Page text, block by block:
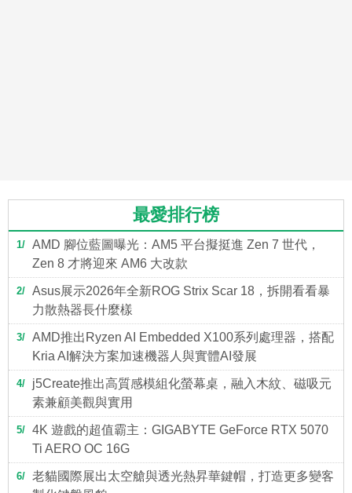
最愛排行榜
1
AMD 腳位藍圖曝光：AM5 平台擬挺進 Zen 7 世代，
Zen 8 才將迎來 AM6 大改款
2
Asus展示2026年全新ROG Strix Scar 18，拆開看看暴
力散熱器長什麼樣
3
AMD推出Ryzen AI Embedded X100系列處理器，搭配
Kria AI解決方案加速機器人與實體AI發展
4
j5Create推出高質感模組化螢幕桌，融入木紋、磁吸元
素兼顧美觀與實用
5
4K 遊戲的超值霸主：GIGABYTE GeForce RTX 5070
Ti AERO OC 16G
6
老貓國際展出太空艙與透光熱昇華鍵帽，打造更多變客